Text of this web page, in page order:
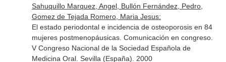
Sahuquillo Marquez, Angel, Bullón Fernández, Pedro,
Gomez de Tejada Romero, Maria Jesus:
El estado periodontal e incidencia de osteoporosis en 84
mujeres postmenopáusicas. Comunicación en congreso.
V Congreso Nacional de la Sociedad Española de
Medicina Oral. Sevilla (España). 2000